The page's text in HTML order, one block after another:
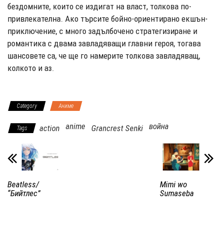
бездомните, които се издигат на власт, толкова по-
привлекателна. Ако търсите бойно-ориентирано екшън-
приключение, с много задълбочено стратегизиране и
романтика с двама завладяващи главни героя, тогава
шансовете са, че ще го намерите толкова завладяващ,
колкото и аз.
Category Аниме
Tags action anime Grancrest Senki война
Beatless/
“Бийтлес”
Mimi wo
Sumaseba